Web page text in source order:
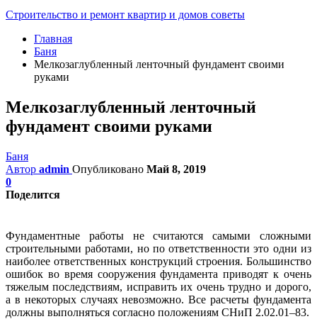
Строительство и ремонт квартир и домов советы
Главная
Баня
Мелкозаглубленный ленточный фундамент своими
руками
Мелкозаглубленный ленточный
фундамент своими руками
Баня
Автор admin Опубликовано Май 8, 2019
0
Поделится
Фундаментные работы не считаются самыми сложными
строительными работами, но по ответственности это одни из
наиболее ответственных конструкций строения. Большинство
ошибок во время сооружения фундамента приводят к очень
тяжелым последствиям, исправить их очень трудно и дорого,
а в некоторых случаях невозможно. Все расчеты фундамента
должны выполняться согласно положениям СНиП 2.02.01–83.